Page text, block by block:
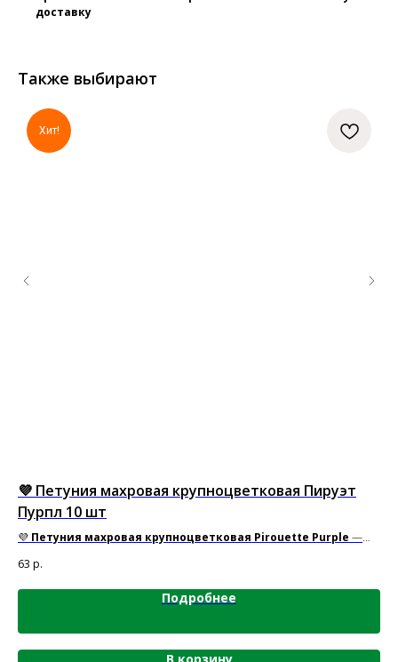
доставку
Также выбирают
Хит!
💜 Петуния махровая крупноцветковая Пируэт
Пурпл 10 шт
💜 Петуния махровая крупноцветковая Pirouette Purple —
63 р.
Подробнее